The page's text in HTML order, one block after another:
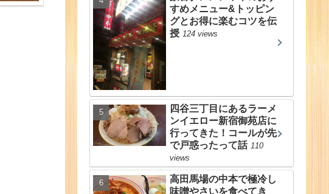
すめメニュー&トッピン
グとお得に楽むコツを伝
授 124 views
四谷三丁目にあるラーメ
ンイエロー新宿御苑店に
行ってきた！コールが先
で戸惑ったって話 110
views
高田馬場の中本で極冷し
味噌やさいを食べてき